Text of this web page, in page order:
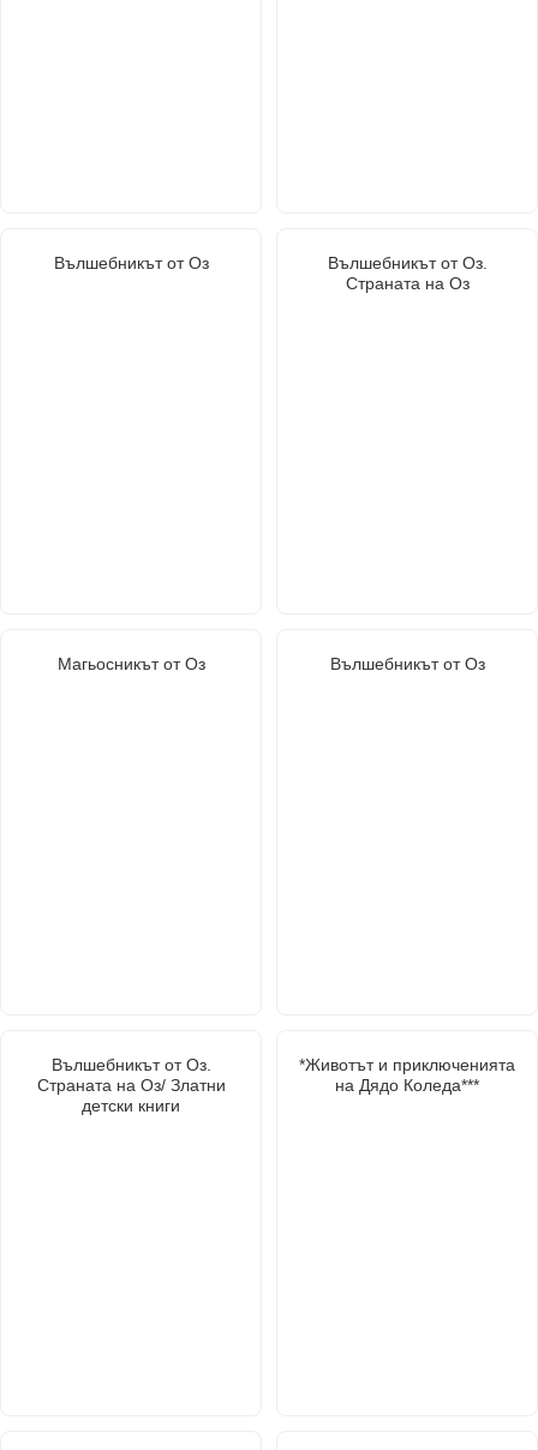
Вълшебникът от Оз
Вълшебникът от Оз.
Страната на Оз
Магьосникът от Оз Вълшебникът от Оз
Вълшебникът от Оз.
Страната на Оз/ Златни
детски книги
*Животът и приключенията
на Дядо Коледа***